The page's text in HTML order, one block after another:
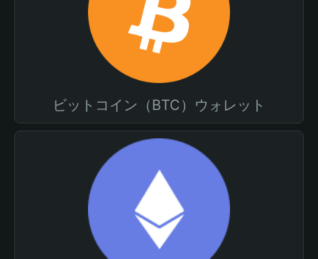
ビットコイン（BTC）ウォレット